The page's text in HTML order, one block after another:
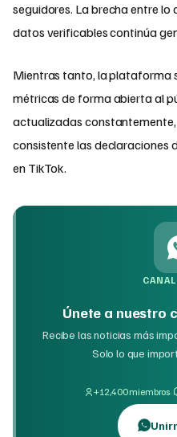
seguidores. La brecha entre
datos verificables continúa
Mientras tanto, la plataforma
métricas de forma abierta al
actualizadas
consistente las declaraciones
en TikTok.
Únete a nuestro
Recibe las noticias más
Solo lo que
+12,400 miembros·